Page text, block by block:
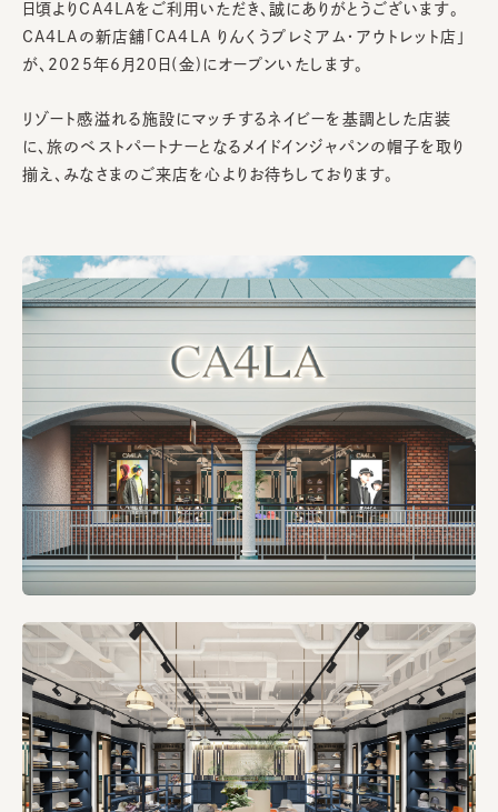
日頃よりCA4LAをご利用いただき、誠にありがとうございます。
CA4LAの新店舗「CA4LA りんくうプレミアム・アウトレット店」
が、2025年6月20日(金)にオープンいたします。
リゾート感溢れる施設にマッチするネイビーを基調とした店装
に、旅のベストパートナーとなるメイドインジャパンの帽子を取り
揃え、みなさまのご来店を心よりお待ちしております。